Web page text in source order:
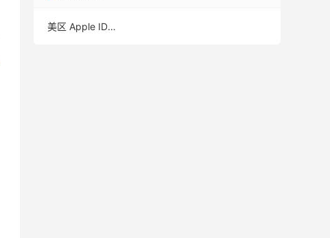
美区 Apple ID(389)